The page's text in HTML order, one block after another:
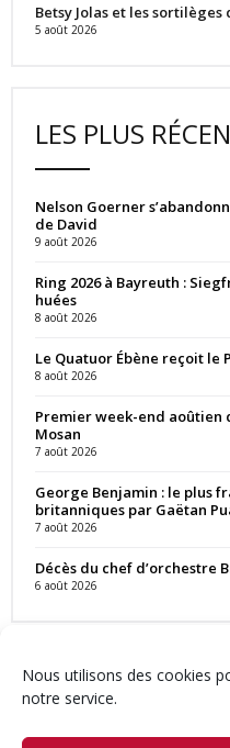
Nous utilisons des cookies
notre service.
Betsy Jolas et les sortilèges
5 août 2026
LES PLUS
Nelson Goerner
de David
9 août 2026
Ring 2026 à Bayreuth :
huées
8 août 2026
Le Quatuor Ébène reçoit le
8 août 2026
Premier week-end aoûtien
Mosan
7 août 2026
George Benjamin : le plus
britanniques par Gaëtan
7 août 2026
Décès du chef d’orchestre
6 août 2026